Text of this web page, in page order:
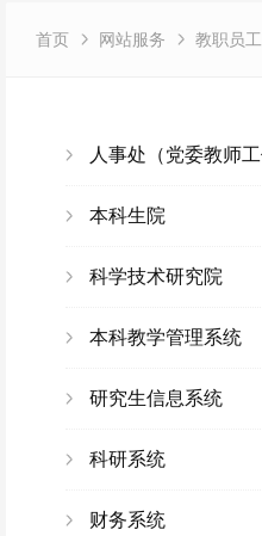
首页 网站服务 教职员工
人事处（党委教师工
本科生院
科学技术研究院
本科教学管理系统
研究生信息系统
科研系统
财务系统